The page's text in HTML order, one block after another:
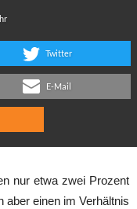
Twitter
E-Mail
nur etwa zwei Prozent
aber einen im Verhältnis